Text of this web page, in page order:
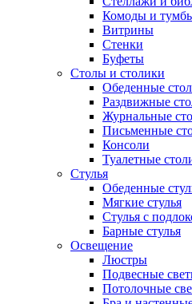
Комоды и
Витрины
Стенки
Буфеты
Столы и столики
Обеденные
Раздвижные
Журнальные
Письменные
Консоли
Туалетные
Стулья
Обеденные
Мягкие стулья
Стулья с
Барные стулья
Освещение
Люстры
Подвесные
Потолочные